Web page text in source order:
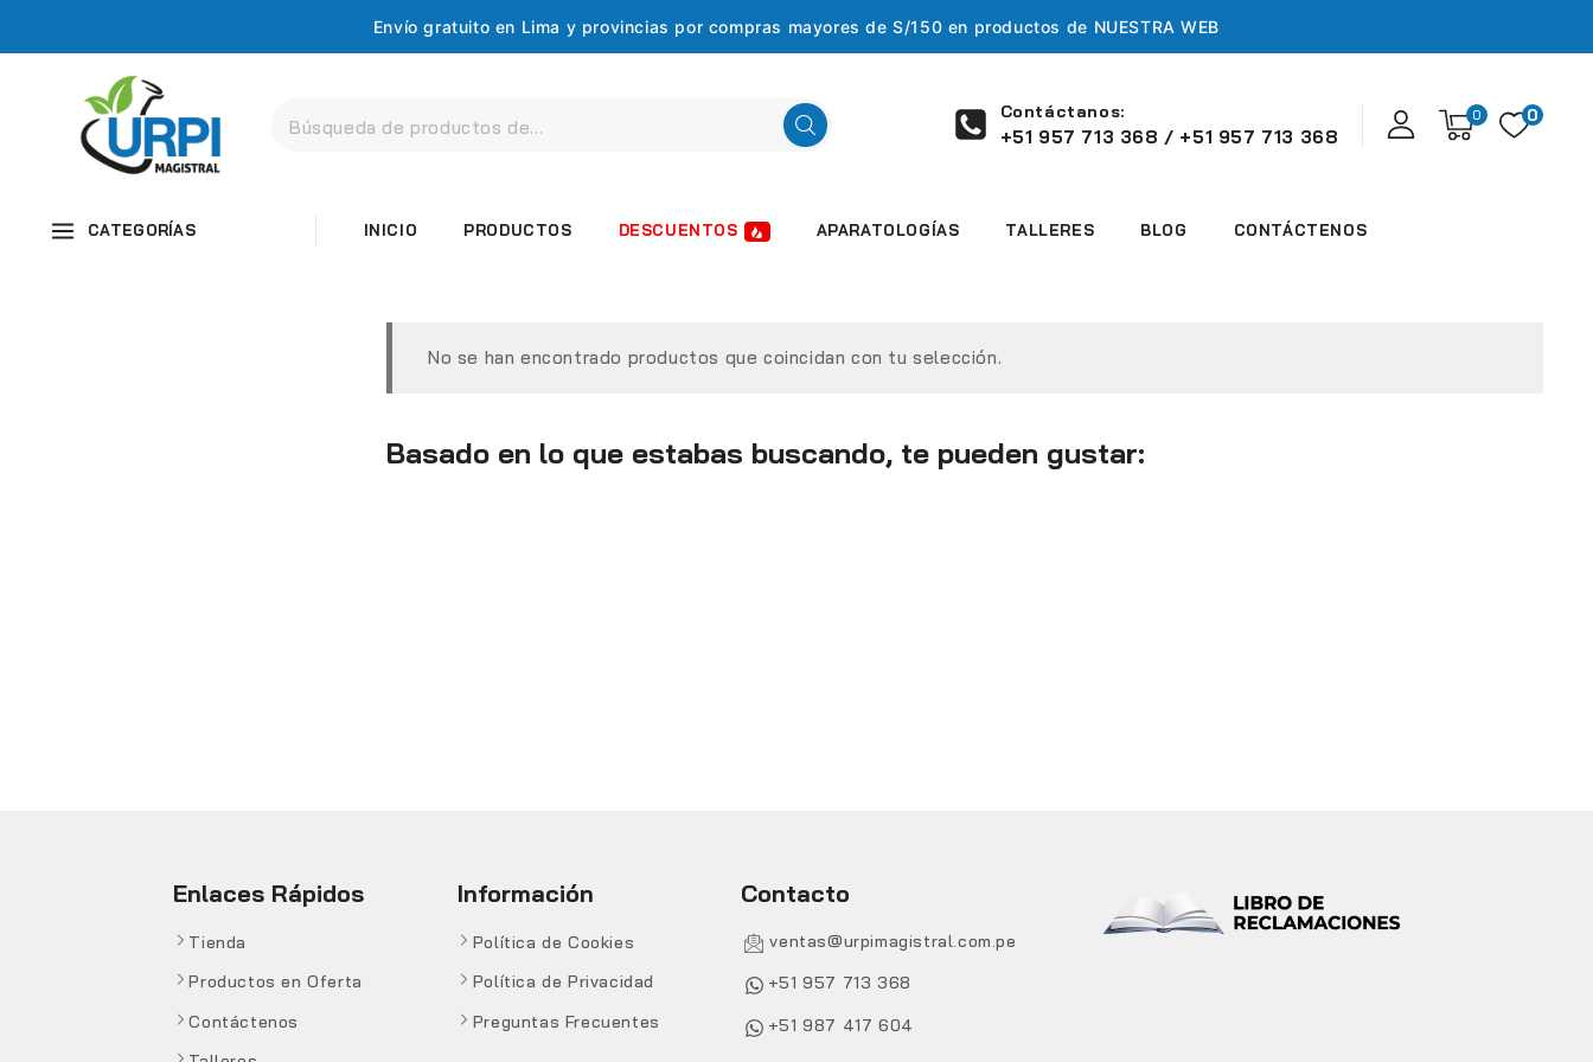
Envío gratuito en Lima y provincias por compras mayores de S/150 en productos de NUESTRA WEB
Contáctanos:
+51 957 713 368 / +51 957 713 368
0 0
CATEGORÍAS INICIO PRODUCTOS DESCUENTOS APARATOLOGÍAS TALLERES BLOG CONTÁCTENOS
No se han encontrado productos que coincidan con tu selección.
Basado en lo que estabas buscando, te pueden gustar:
Enlaces Rápidos
Tienda
Productos en Oferta
Contáctenos
Información
Política de Cookies
Política de Privacidad
Preguntas Frecuentes
Contacto
ventas@urpimagistral.com.pe
+51 957 713 368
+51 987 417 604